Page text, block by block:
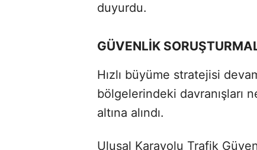
duyurdu.
GÜVENLİK
Hızlı büyüme stratejisi
bölgelerindeki davranışları
altına alındı.
Ulusal Karayolu Trafik